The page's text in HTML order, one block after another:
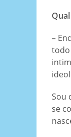
–
todo
Sou
se